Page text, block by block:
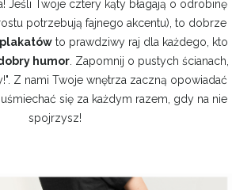
Jeśli Twoje cztery kąty błagają o odrobinę
potrzebują fajnego akcentu), to dobrze
plakatów to prawdziwy raj dla każdego, kto
humor. Zapomnij o pustych ścianach,
Z nami Twoje wnętrza zaczną opowiadać
się za każdym razem, gdy na nie
spojrzysz!